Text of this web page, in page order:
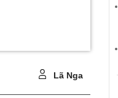
Lã Nga